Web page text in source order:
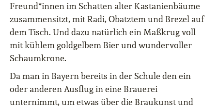
Freund*innen im Schatten alter Kastanienbäume
zusammensitzt, mit Radi, Obatztem und Brezel auf
dem Tisch. Und dazu natürlich ein Maßkrug voll
mit kühlem goldgelbem Bier und wundervoller
Schaumkrone.
Da man in Bayern bereits in der Schule den ein
oder anderen Ausflug in eine Brauerei
unternimmt, um etwas über die Braukunst und